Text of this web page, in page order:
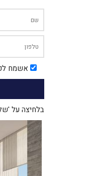
אשמח
בלחיצה על